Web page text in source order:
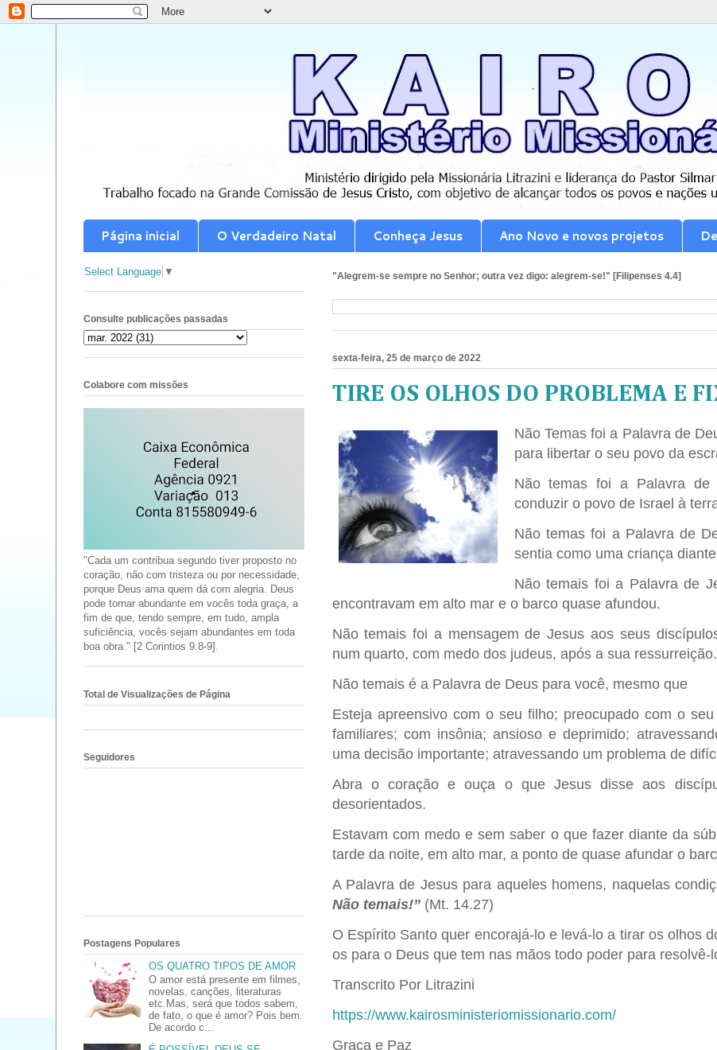
Página inicial O Verdadeiro Natal Conheça Jesus Ano Novo e novos projetos
"Alegrem-se sempre no Senhor; outra vez digo: alegrem-se!" [Filipenses 4.4]
sexta-feira, 25 de março de 2022
TIRE OS OLHOS DO PROBLEMA E
Não Temas foi a Palavra de
para libertar o seu povo da
Não temas foi a Palavra
conduzir o povo de Israel à
Não temas foi a Palavra de
sentia como uma criança
Não temais foi a Palavra de
encontravam em alto mar e o barco quase afundou.
Não temais foi a mensagem de Jesus aos seus
num quarto, com medo dos judeus, após a sua ressurreição.
Não temais é a Palavra de Deus para você, mesmo que
Esteja apreensivo com o seu filho; preocupado com o
familiares; com insônia; ansioso e deprimido;
uma decisão importante; atravessando um problema de
Abra o coração e ouça o que Jesus disse aos
desorientados.
Estavam com medo e sem saber o que fazer diante da
tarde da noite, em alto mar, a ponto de quase afundar o
A Palavra de Jesus para aqueles homens, naquelas
Não temais!” (Mt. 14.27)
O Espírito Santo quer encorajá-lo e levá-lo a tirar os olhos
os para o Deus que tem nas mãos todo poder para
Transcrito Por Litrazini
https://www.kairosministeriomissionario.com/
Graça e Paz
Select Language ▼
Consulte publicações passadas
Colabore com missões
"Cada um contribua segundo tiver proposto no
coração, não com tristeza ou por necessidade,
porque Deus ama quem dá com alegria. Deus
pode tornar abundante em vocês toda graça, a
fim de que, tendo sempre, em tudo, ampla
suficiência, vocês sejam abundantes em toda
boa obra." [2 Corintios 9.8-9].
Total de Visualizações de Página
Seguidores
Postagens Populares
OS QUATRO TIPOS DE AMOR
O amor está presente em filmes,
novelas, canções, literaturas
etc.Mas, será que todos sabem,
de fato, o que é amor? Pois bem.
De acordo c...